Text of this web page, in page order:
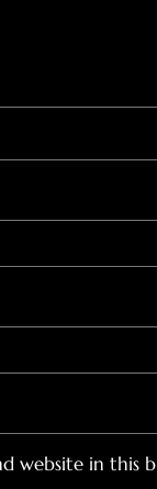
website in